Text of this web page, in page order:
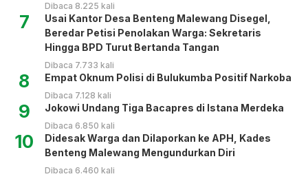
Dibaca 8.225 kali
7
Usai Kantor Desa Benteng Malewang Disegel,
Beredar Petisi Penolakan Warga: Sekretaris
Hingga BPD Turut Bertanda Tangan
Dibaca 7.733 kali
8 Empat Oknum Polisi di Bulukumba Positif Narkoba
Dibaca 7.128 kali
9 Jokowi Undang Tiga Bacapres di Istana Merdeka
Dibaca 6.850 kali
10
Didesak Warga dan Dilaporkan ke APH, Kades
Benteng Malewang Mengundurkan Diri
Dibaca 6.460 kali